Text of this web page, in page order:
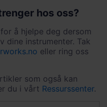
hos oss?
å hjelpe deg dersom
dine instrumenter. Tak
eller ring oss
som også kan
du i vårt Ressurssenter.